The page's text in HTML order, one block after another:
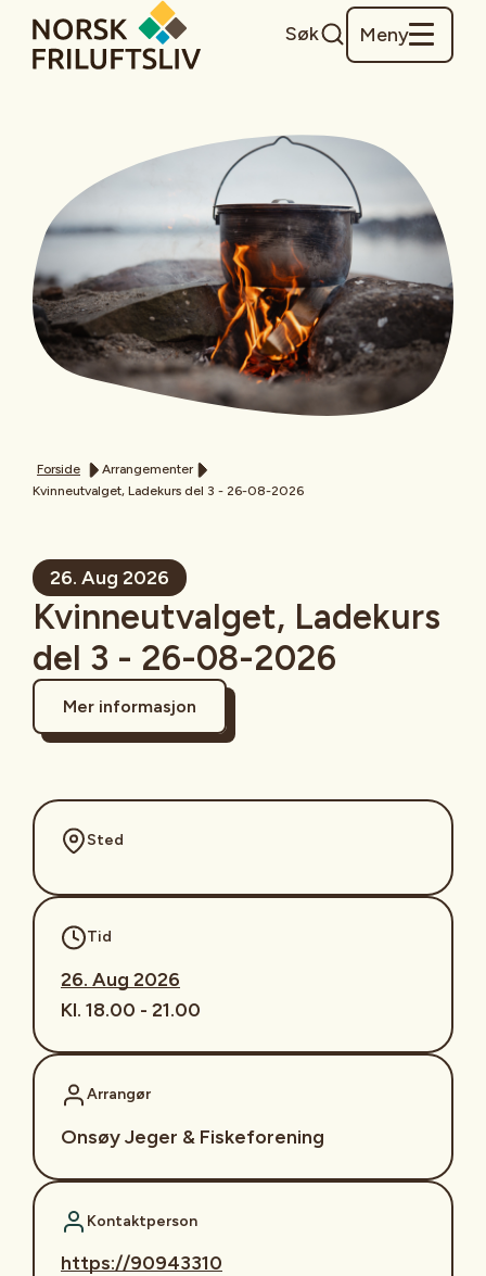
Søk Meny
Forside
Arrangementer
Kvinneutvalget, Ladekurs del 3 - 26-08-2026
26. Aug 2026
Kvinneutvalget, Ladekurs
del 3 - 26-08-2026
Mer informasjon
Sted
Tid
26. Aug 2026
Kl. 18.00 - 21.00
Arrangør
Onsøy Jeger & Fiskeforening
Kontaktperson
https://90943310